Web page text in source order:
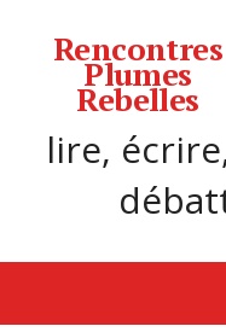
Rencontres
Plumes
Rebelles
lire,